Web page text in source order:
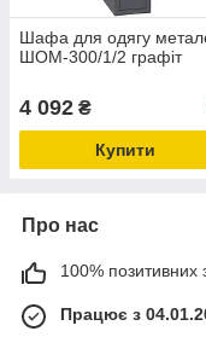
Шафа для одягу
ШОМ-300/1/2 графіт
4 092 ₴
Купити
Про нас
100% позитивних з
Працює з